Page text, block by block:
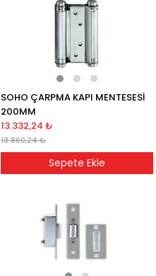
SOHO ÇARPMA KAPI MENTESESİ
200MM
13.332,24 ₺
13.860,24 ₺
Sepete Ekle